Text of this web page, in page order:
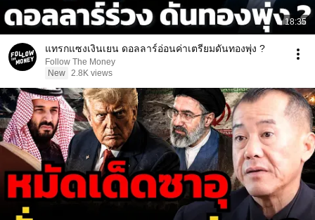
18:35
แทรกแซงเงินเยน ดอลลาร์อ่อนค่าเตรียมดันทองพุ่ง ?
Follow The Money
New 2.8K views